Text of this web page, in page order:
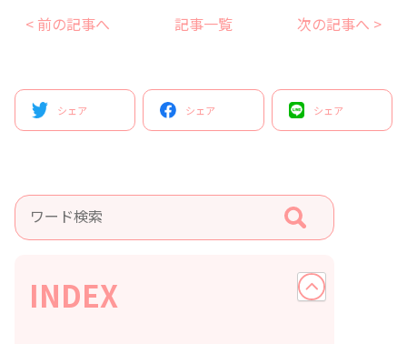
< 前の記事へ 記事一覧 次の記事へ >
シェア シェア シェア
INDEX